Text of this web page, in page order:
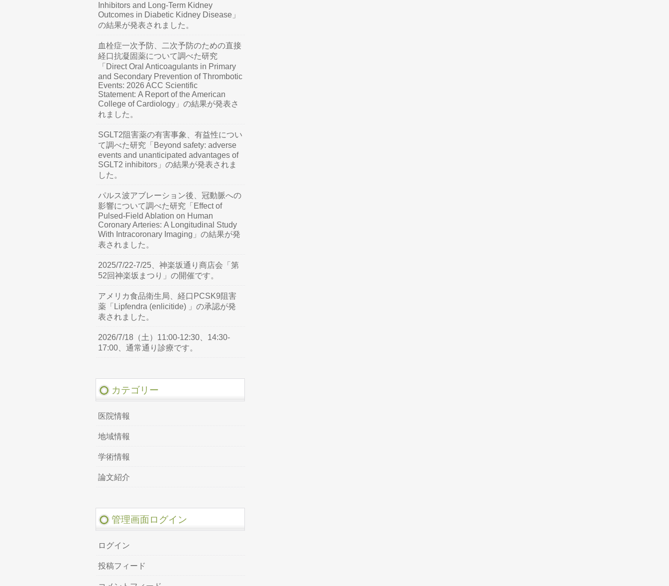
Inhibitors and Long-Term Kidney
Outcomes in Diabetic Kidney Disease」
の結果が発表されました。
血栓症一次予防、二次予防のための直接
経口抗凝固薬について調べた研究
「Direct Oral Anticoagulants in Primary
and Secondary Prevention of Thrombotic
Events: 2026 ACC Scientific
Statement: A Report of the American
College of Cardiology」の結果が発表さ
れました。
SGLT2阻害薬の有害事象、有益性につい
て調べた研究「Beyond safety: adverse
events and unanticipated advantages of
SGLT2 inhibitors」の結果が発表されま
した。
パルス波アブレーション後、冠動脈への
影響について調べた研究「Effect of
Pulsed-Field Ablation on Human
Coronary Arteries: A Longitudinal Study
With Intracoronary Imaging」の結果が発
表されました。
2025/7/22-7/25、神楽坂通り商店会「第
52回神楽坂まつり」の開催です。
アメリカ食品衛生局、経口PCSK9阻害
薬「Lipfendra (enlicitide) 」の承認が発
表されました。
2026/7/18（土）11:00-12:30、14:30-
17:00、通常通り診療です。
カテゴリー
医院情報
地域情報
学術情報
論文紹介
管理画面ログイン
ログイン
投稿フィード